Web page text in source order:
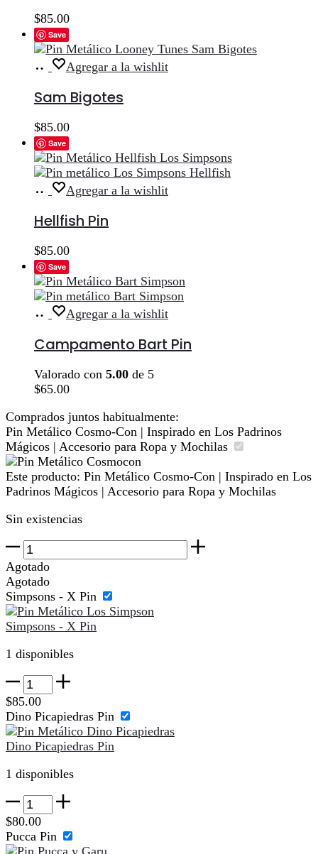
$85.00
Save
Añadir
carrito
Agregar a la wishlit
Sam Bigotes
$85.00
Save
Añadir
carrito
Agregar a la wishlit
Hellfish Pin
$85.00
Save
Añadir
carrito
Agregar a la wishlit
Campamento Bart Pin
Valorado con 5.00 de 5
$65.00
Comprados juntos habitualmente:
Pin Metálico Cosmo-Con | Inspirado en Los Padrinos
Mágicos | Accesorio para Ropa y Mochilas
Este producto: Pin Metálico Cosmo-Con | Inspirado en Los
Padrinos Mágicos | Accesorio para Ropa y Mochilas
Sin existencias
Pin
Metálico
Cosmo-
Con
|
Inspirado
en
Los
Padrinos
Mágicos
|
Accesorio
para
Ropa
y
Mochilas
cantidad
Agotado
Agotado
Simpsons - X Pin
Simpsons - X Pin
1 disponibles
Simpsons
-
X
Pin
cantidad
$85.00
Dino Picapiedras Pin
Dino Picapiedras Pin
1 disponibles
Dino
Picapiedras
Pin
cantidad
$80.00
Pucca Pin